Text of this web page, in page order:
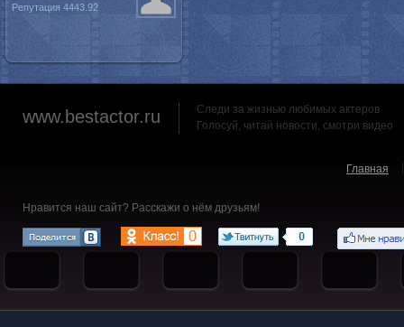
Репутация 4443.92
www.bestactor.ru
Следи за жизнью любимых актеров
Голосуй, читай новости, смотри видео
Главная
Нравится наш сайт? Расскажи о нём друзьям!